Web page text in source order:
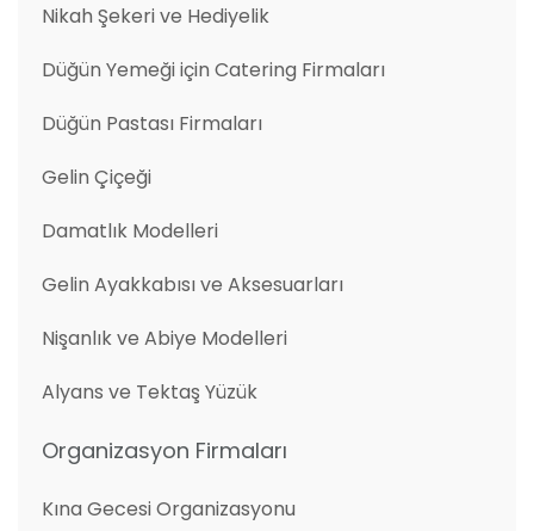
Nikah Şekeri ve Hediyelik
Düğün Yemeği için Catering Firmaları
Düğün Pastası Firmaları
Gelin Çiçeği
Damatlık Modelleri
Gelin Ayakkabısı ve Aksesuarları
Nişanlık ve Abiye Modelleri
Alyans ve Tektaş Yüzük
Organizasyon Firmaları
Kına Gecesi Organizasyonu